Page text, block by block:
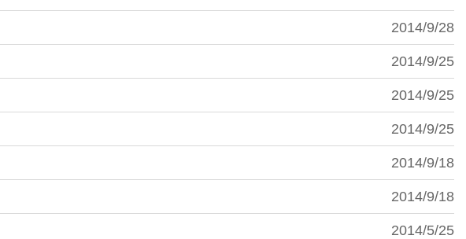
2014/9/28
2014/9/25
2014/9/25
2014/9/25
2014/9/18
2014/9/18
2014/5/25